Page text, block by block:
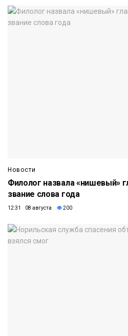
Новости
Филолог назвала «нишевый»
звание слова года
12:31 08 августа 200